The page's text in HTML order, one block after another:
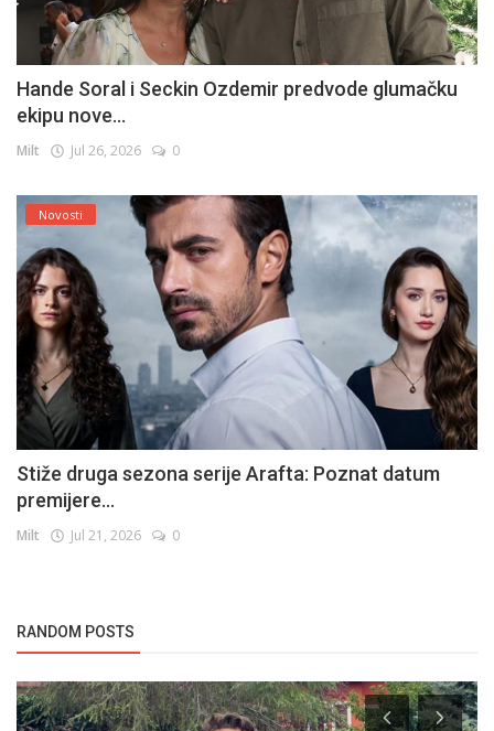
Hande Soral i Seckin Ozdemir predvode glumačku
ekipu nove...
Milt Jul 26, 2026 0
Novosti
Stiže druga sezona serije Arafta: Poznat datum
premijere...
Milt Jul 21, 2026 0
RANDOM POSTS